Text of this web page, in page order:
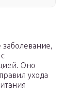
Оно
ухода